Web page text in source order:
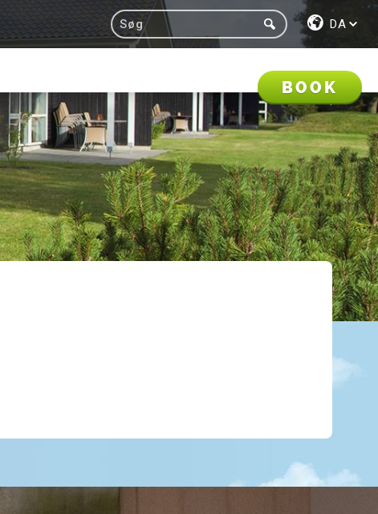
BOOK
DA